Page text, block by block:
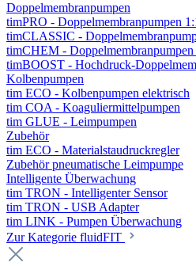
Doppelmembranpumpen
timPRO - Doppelmembranpumpen
timCLASSIC -
timCHEM - Doppelmembranpumpen
timBOOST - Hochdruck-
Kolbenpumpen
tim ECO - Kolbenpumpen elektrisch
tim COA - Koaguliermittelpumpen
tim GLUE - Leimpumpen
Zubehör
tim ECO - Materialstaudruckregler
Zubehör pneumatische Leimpumpe
Intelligente Überwachung
tim TRON - Intelligenter Sensor
tim TRON - USB Adapter
tim LINK - Pumpen Überwachung
Zur Kategorie fluidFIT